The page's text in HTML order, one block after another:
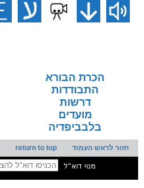
הכרת הבורא
התבודדות
דרשות
מועדים
בלבביפדיה
חזור לראש העמוד return to top
מנוי דוא"ל